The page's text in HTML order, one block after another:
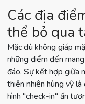
Các địa
thể bỏ qua
Mặc dù không giáp
những điểm đến
đáo. Sự kết hợp giữa
thiên nhiên hùng vỹ
hình "check-in" ấn